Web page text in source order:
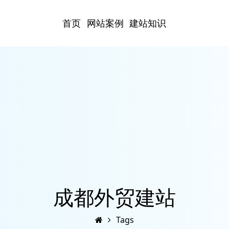
首页 网站案例 建站知识
成都外贸建站
Tags